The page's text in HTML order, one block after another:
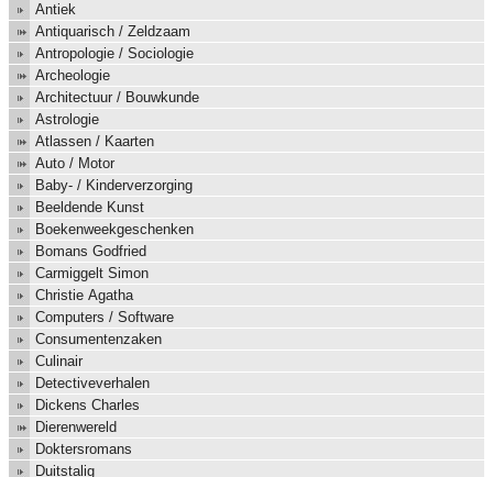
Antiek
Antiquarisch / Zeldzaam
Antropologie / Sociologie
Archeologie
Architectuur / Bouwkunde
Astrologie
Atlassen / Kaarten
Auto / Motor
Baby- / Kinderverzorging
Beeldende Kunst
Boekenweekgeschenken
Bomans Godfried
Carmiggelt Simon
Christie Agatha
Computers / Software
Consumentenzaken
Culinair
Detectiveverhalen
Dickens Charles
Dierenwereld
Doktersromans
Duitstalig